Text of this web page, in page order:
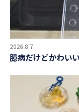
2026.8.7
臆病だけどかわい